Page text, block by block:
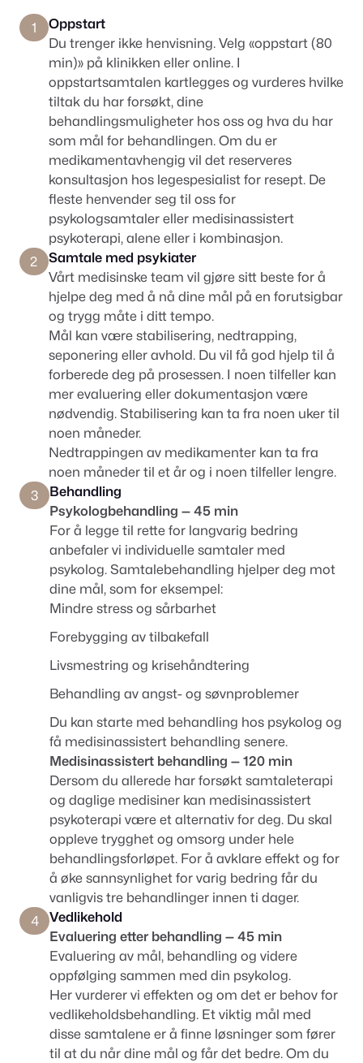
1
Oppstart
Du trenger ikke henvisning. Velg «oppstart (80
min)» på klinikken eller online. I
oppstartsamtalen kartlegges og vurderes hvilke
tiltak du har forsøkt, dine
behandlingsmuligheter hos oss og hva du har
som mål for behandlingen. Om du er
medikamentavhengig vil det reserveres
konsultasjon hos legespesialist for resept. De
fleste henvender seg til oss for
psykologsamtaler eller medisinassistert
psykoterapi, alene eller i kombinasjon.
2
Samtale med psykiater
Vårt medisinske team vil gjøre sitt beste for å
hjelpe deg med å nå dine mål på en forutsigbar
og trygg måte i ditt tempo.
Mål kan være stabilisering, nedtrapping,
seponering eller avhold. Du vil få god hjelp til å
forberede deg på prosessen. I noen tilfeller kan
mer evaluering eller dokumentasjon være
nødvendig. Stabilisering kan ta fra noen uker til
noen måneder.
Nedtrappingen av medikamenter kan ta fra
noen måneder til et år og i noen tilfeller lengre.
3
Behandling
Psykologbehandling — 45 min
For å legge til rette for langvarig bedring
anbefaler vi individuelle samtaler med
psykolog. Samtalebehandling hjelper deg mot
dine mål, som for eksempel:
Mindre stress og sårbarhet
Forebygging av tilbakefall
Livsmestring og krisehåndtering
Behandling av angst- og søvnproblemer
Du kan starte med behandling hos psykolog og
få medisinassistert behandling senere.
Medisinassistert behandling — 120 min
Dersom du allerede har forsøkt samtaleterapi
og daglige medisiner kan medisinassistert
psykoterapi være et alternativ for deg. Du skal
oppleve trygghet og omsorg under hele
behandlingsforløpet. For å avklare effekt og for
å øke sannsynlighet for varig bedring får du
vanligvis tre behandlinger innen ti dager.
4
Vedlikehold
Evaluering etter behandling — 45 min
Evaluering av mål, behandling og videre
oppfølging sammen med din psykolog.
Her vurderer vi effekten og om det er behov for
vedlikeholdsbehandling. Et viktig mål med
disse samtalene er å finne løsninger som fører
til at du når dine mål og får det bedre. Om du